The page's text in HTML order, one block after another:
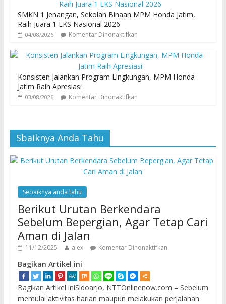
SMKN 1 Jenangan, Sekolah Binaan MPM Honda Jatim,
Raih Juara 1 LKS Nasional 2026
04/08/2026 Komentar Dinonaktifkan
Konsisten Jalankan Program Lingkungan, MPM Honda
Jatim Raih Apresiasi
03/08/2026 Komentar Dinonaktifkan
Sbaiknya Anda Tahu
Sebaiknya anda tahu
Berikut Urutan Berkendara
Sebelum Bepergian, Agar Tetap Cari
Aman di Jalan
11/12/2025 alex Komentar Dinonaktifkan
Bagikan Artikel ini
Bagikan Artikel iniSidoarjo, NTTOnlinenow.com – Sebelum
memulai aktivitas harian maupun melakukan perjalanan